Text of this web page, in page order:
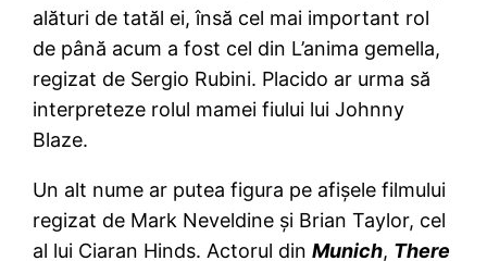
alături de tatăl ei, însă cel mai important rol
de până acum a fost cel din L’anima gemella,
regizat de Sergio Rubini. Placido ar urma să
interpreteze rolul mamei fiului lui Johnny
Blaze.
Un alt nume ar putea figura pe afişele filmului
regizat de Mark Neveldine şi Brian Taylor, cel
al lui Ciaran Hinds. Actorul dinMunich, There